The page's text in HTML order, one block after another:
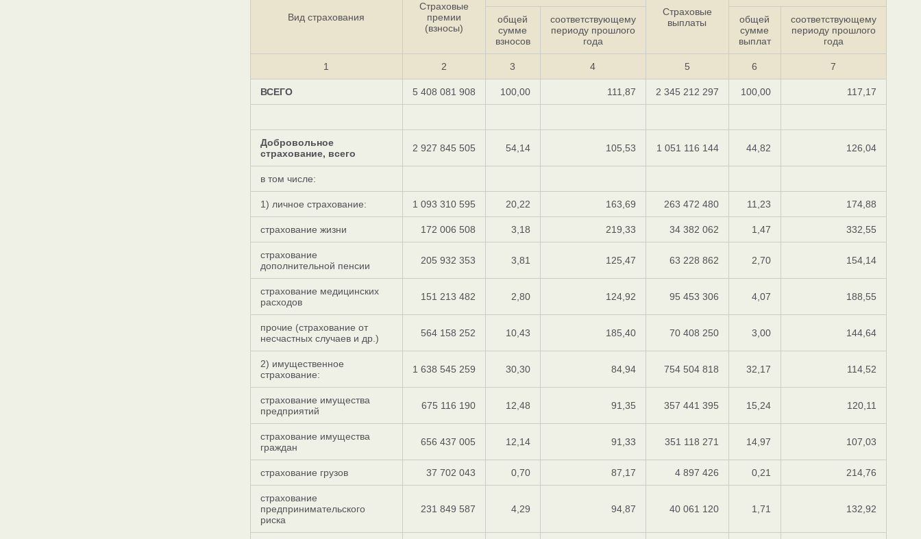
Вид страхования
Страховые
премии
(взносы)
Страховые
выплаты
общей
cумме
взносов
соответствующему
периоду прошлого
года
общей
сумме
выплат
соответствующему
периоду прошлого
года
1 2 3 4 5 6 7
ВСЕГО 5 408 081 908 100,00 111,87 2 345 212 297 100,00 117,17
Добровольное
страхование, всего
2 927 845 505 54,14 105,53 1 051 116 144 44,82 126,04
в том числе:
1) личное страхование: 1 093 310 595 20,22 163,69 263 472 480 11,23 174,88
страхование жизни 172 006 508 3,18 219,33 34 382 062 1,47 332,55
страхование
дополнительной пенсии
205 932 353 3,81 125,47 63 228 862 2,70 154,14
страхование медицинских
расходов
151 213 482 2,80 124,92 95 453 306 4,07 188,55
прочие (страхование от
несчастных случаев и др.)
564 158 252 10,43 185,40 70 408 250 3,00 144,64
2) имущественное
страхование:
1 638 545 259 30,30 84,94 754 504 818 32,17 114,52
страхование имущества
предприятий
675 116 190 12,48 91,35 357 441 395 15,24 120,11
страхование имущества
граждан
656 437 005 12,14 91,33 351 118 271 14,97 107,03
страхование грузов 37 702 043 0,70 87,17 4 897 426 0,21 214,76
страхование
предпринимательского
риска
231 849 587 4,29 94,87 40 061 120 1,71 132,92